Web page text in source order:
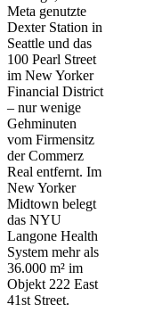
Meta genutzte
Dexter Station in
Seattle und das
100 Pearl Street
im New Yorker
Financial District
– nur wenige
Gehminuten
vom Firmensitz
der Commerz
Real entfernt. Im
New Yorker
Midtown belegt
das NYU
Langone Health
System mehr als
36.000 m² im
Objekt 222 East
41st Street.